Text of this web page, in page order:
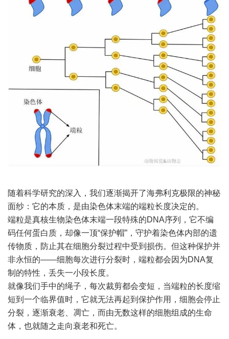
随着科学研究的深入，我们逐渐揭开了海弗利克极限的神秘
面纱：它的本质，是由染色体末端的端粒长度决定的。
端粒是真核生物染色体末端一段特殊的DNA序列，它不编
码任何蛋白质，却像一顶“保护帽”，守护着染色体内部的遗
传物质，防止其在细胞分裂过程中受到损伤。但这种保护并
非永恒的——细胞每次进行分裂时，端粒都会因为DNA复
制的特性，丢失一小段长度。
就像我们手中的绳子，每次裁剪都会变短，当端粒的长度缩
短到一个临界值时，它就无法再起到保护作用，细胞会停止
分裂，逐渐衰老、凋亡，而由无数这样的细胞组成的生命
体，也就随之走向衰老和死亡。